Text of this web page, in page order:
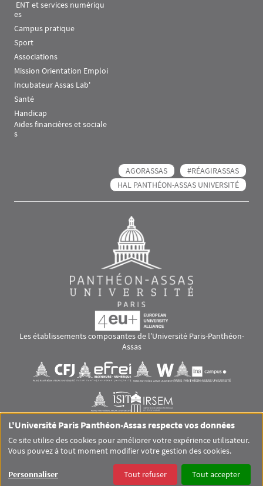
es
Campus pratique
Sport
Associations
Mission Orientation Emploi
Incubateur Assas Lab'
Santé
Handicap
Aides financières et sociale
s
AGORASSAS
#RÉAGIRASSAS
HAL PANTHÉON-ASSAS UNIVERSITÉ
Les établissements composantes de l’Université Paris-Panthéon-
Assas
Visuel svgVisuel svg Visuel svgVisuel svg
Visuel svgVisuel svg
RS footer
GLOSSAIRE
MENTIONS LÉGALES
DONNÉES PERSONNELLES
L'Université Paris Panthéon-Assas respecte vos données
Ce site utilise des cookies pour améliorer votre expérience utilisateur.
Vous pouvez à tout moment modifier votre gestion des cookies.
Personnaliser Tout refuser Tout accepter